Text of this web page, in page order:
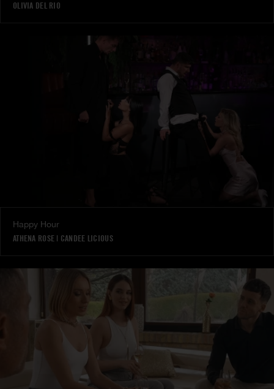
OLIVIA DEL RIO
Happy Hour
ATHENA ROSE | CANDEE LICIOUS